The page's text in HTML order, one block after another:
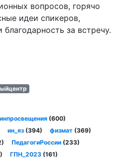
вопросов, горячо
идеи спикеров,
за встречу.
(600)
ин_яз(394) физмат(369)
ПедагогиРоссии(233)
ГПН_2023(161)